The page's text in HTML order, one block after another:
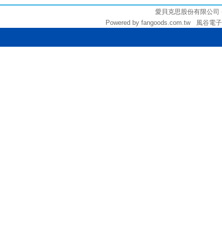
愛貝克思股份有限公
Powered by fangoods.com.tw 風谷電子商